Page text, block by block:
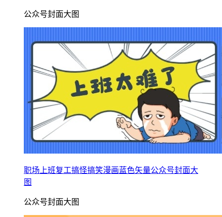
公众号封面大图
职场上班复工搞怪搞笑漫画蓝色矢量公众号封面大
图
公众号封面大图